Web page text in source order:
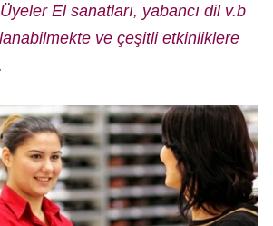
El sanatları, yabancı dil v.b
ve çeşitli etkinliklere